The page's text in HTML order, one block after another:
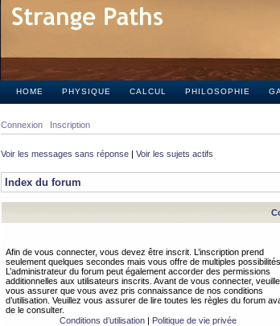
HOME PHYSIQUE CALCUL PHILOSOPHIE
Connexion Inscription
Voir les messages sans réponse | Voir les sujets actifs
Index du forum
Afin de vous connecter, vous devez être inscrit. L’inscription prend
seulement quelques secondes mais vous offre de multiples possibilités.
L’administrateur du forum peut également accorder des permissions
additionnelles aux utilisateurs inscrits. Avant de vous connecter,
vous assurer que vous avez pris connaissance de nos conditions
d’utilisation. Veuillez vous assurer de lire toutes les règles du forum
de le consulter.
Conditions d’utilisation| Politique de vie privée